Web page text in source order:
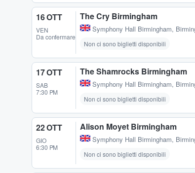
16 OTT
VEN
Da confermare
The Cry Birmingham
Symphony Hall Birmingham,
Non ci sono biglietti disponibili
17 OTT
SAB
7:30 PM
The Shamrocks Birmingham
Symphony Hall Birmingham,
Non ci sono biglietti disponibili
22 OTT
GIO
6:30 PM
Alison Moyet Birmingham
Symphony Hall Birmingham,
Non ci sono biglietti disponibili